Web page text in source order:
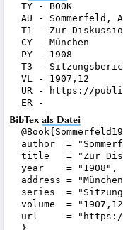
TY - BOOK
AU - Sommerfeld,
T1 - Zur
CY - München
PY - 1908
T3 -
VL - 1907,12
UR - https://
BibTex als Datei
author  =
title   = "Zur
year    = "1908",
address =
series  =
volume  =
url     = "https://